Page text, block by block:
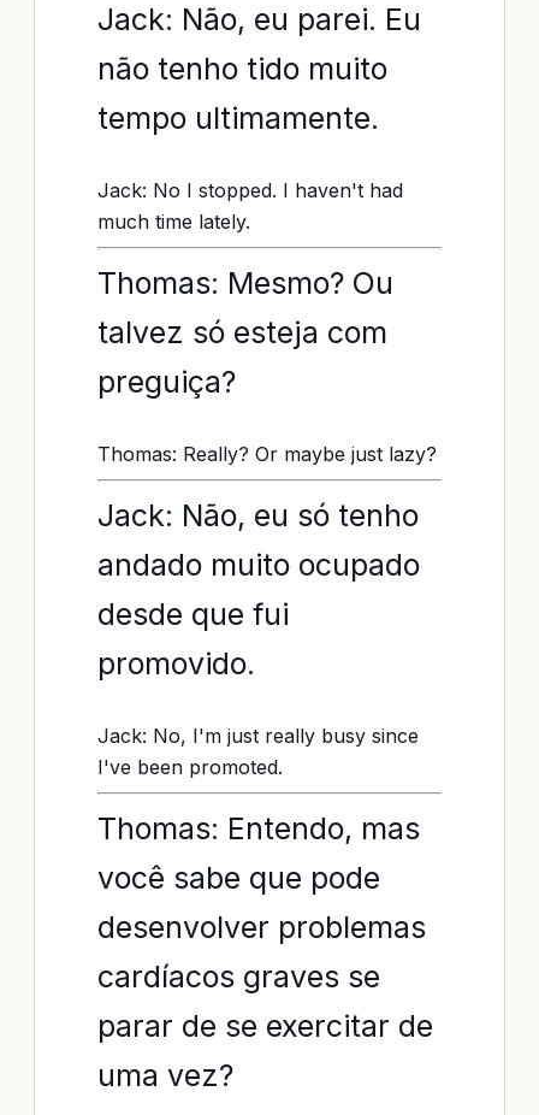
Jack: Não, eu parei. Eu
não tenho tido muito
tempo ultimamente.
Jack: No I stopped. I haven't had
much time lately.
Thomas: Mesmo? Ou
talvez só esteja com
preguiça?
Thomas: Really? Or maybe just lazy?
Jack: Não, eu só tenho
andado muito ocupado
desde que fui
promovido.
Jack: No, I'm just really busy since
I've been promoted.
Thomas: Entendo, mas
você sabe que pode
desenvolver problemas
cardíacos graves se
parar de se exercitar de
uma vez?